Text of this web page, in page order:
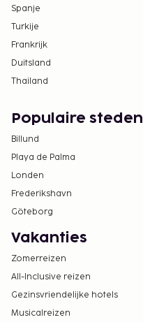
Spanje
Turkije
Frankrijk
Duitsland
Thailand
Populaire steden
Billund
Playa de Palma
Londen
Frederikshavn
Göteborg
Vakanties
Zomerreizen
All-Inclusive reizen
Gezinsvriendelijke hotels
Musicalreizen